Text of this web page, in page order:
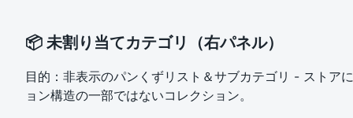
📦 未割り当てカテゴリ（右パネル）
目的：非表示のパンくずリスト＆サブカテゴリ - ストア
ョン構造の一部ではないコレクション。